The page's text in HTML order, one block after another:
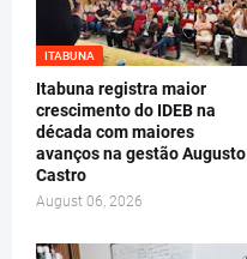
ITABUNA
Itabuna registra maior
crescimento do IDEB na
década com maiores
avanços na gestão Augusto
Castro
August 06, 2026